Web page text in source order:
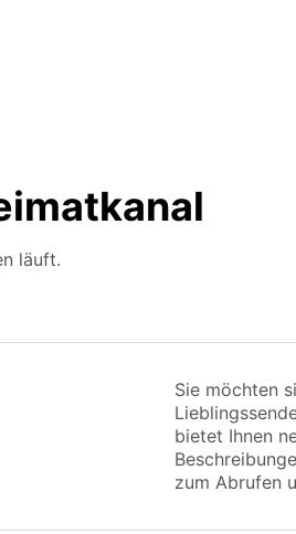
läuft.
Sie möchten
bietet Ihnen
zum Abrufen